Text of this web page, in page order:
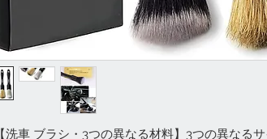
【洗車 ブラシ・3つの異なる材料】3つの異なる